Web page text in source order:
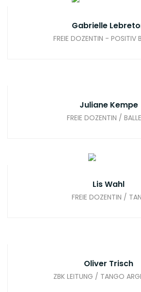
Gabrielle
FREIE DOZENTIN - POSITIV
Juliane Kempe
FREIE DOZENTIN /
Lis Wahl
FREIE DOZENTIN /
Oliver Trisch
ZBK LEITUNG / TANGO